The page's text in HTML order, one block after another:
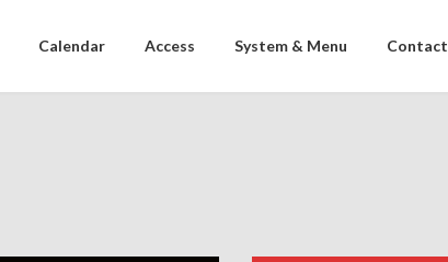
Calendar Access System & Menu Contact